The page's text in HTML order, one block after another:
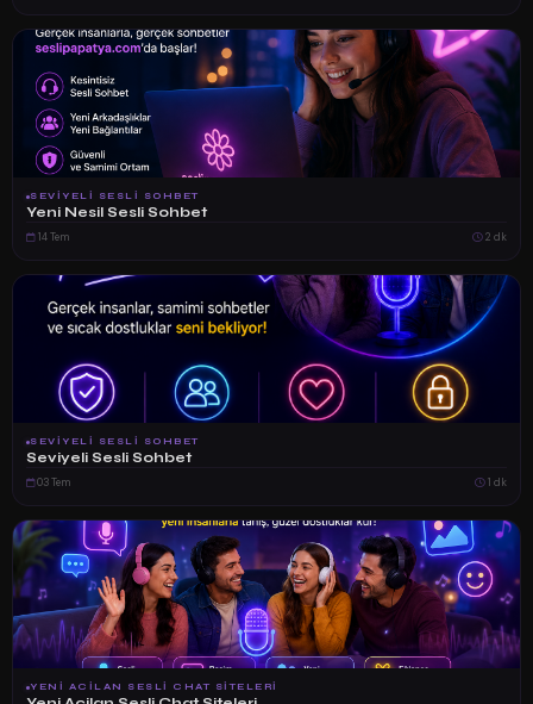
SEVIYELI SESLI SOHBET
Yeni Nesil Sesli Sohbet
14 Tem 2 dk
SEVIYELI SESLI SOHBET
Seviyeli Sesli Sohbet
03 Tem 1 dk
YENI ACILAN SESLI CHAT SITELERI